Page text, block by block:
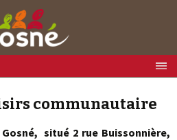
communautaire
Gosné, situé 2 rue Buissonnière,